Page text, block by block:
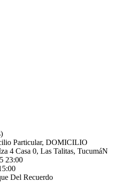
Particular, DOMICILIO
4 Casa 0, Las Talitas, TucumáN
23:00
Del Recuerdo